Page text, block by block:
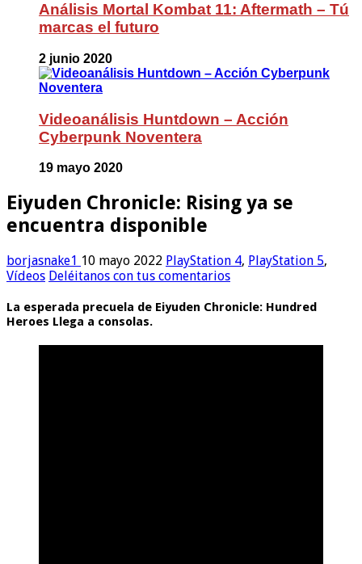
Análisis Mortal Kombat 11: Aftermath – Tú
marcas el futuro
2 junio 2020
Videoanálisis Huntdown – Acción
Cyberpunk Noventera
19 mayo 2020
Eiyuden Chronicle: Rising ya se
encuentra disponible
borjasnake1 10 mayo 2022 PlayStation 4, PlayStation 5,
Vídeos Deléitanos con tus comentarios
La esperada precuela de Eiyuden Chronicle: Hundred
Heroes Llega a consolas.